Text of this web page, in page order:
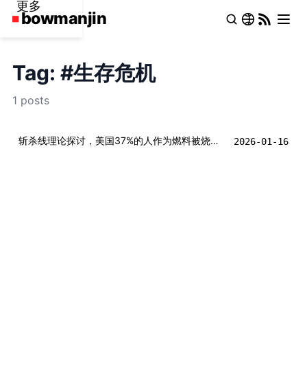
更多
Tag: #生存危机
1 posts
斩杀线理论探讨，美国37%的人作为燃料被烧掉， 维持了上层1%“超级热层”的指数级暴涨？ 2026-01-16